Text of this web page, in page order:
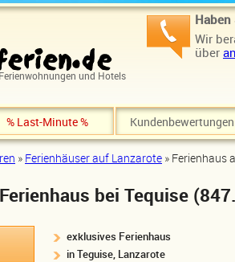
Haben
Wir
über
und Hotels
% Last-Minute % Kundenbewertungen
» Ferienhäuser auf Lanzarote » Ferienhaus
bei Tequise
exklusives Ferienhaus
in Teguise, Lanzarote